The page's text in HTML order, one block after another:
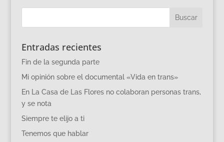
Entradas recientes
Fin de la segunda parte
Mi opinión sobre el documental «Vida en trans»
En La Casa de Las Flores no colaboran personas trans,
y se nota
Siempre te elijo a ti
Tenemos que hablar